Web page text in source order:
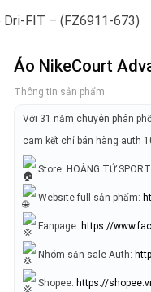
FIT – (FZ6911-673)
Áo NikeCourt
Thông tin sản phẩm
Với 31 năm chuyên phân
cam kết chỉ bán hàng auth
Store: HOÀNG TỬ
Website full sản phẩm:
Fanpage: https://
Nhóm săn sale Auth:
Shopee: https://